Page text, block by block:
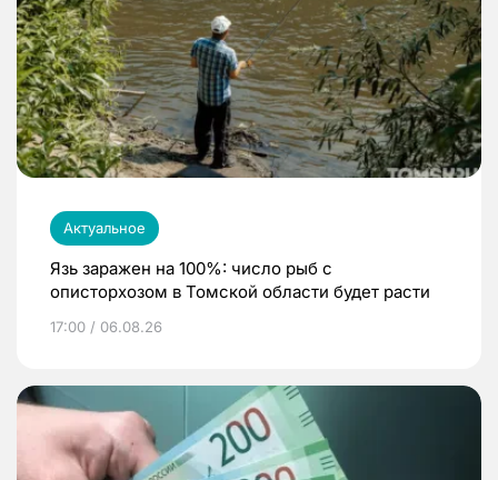
Актуальное
Язь заражен на 100%: число рыб с
описторхозом в Томской области будет расти
17:00 / 06.08.26